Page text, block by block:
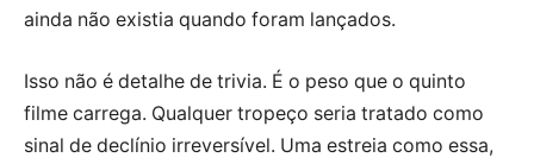
ainda não existia quando foram lançados.
Isso não é detalhe de trivia. É o peso que o quinto
filme carrega. Qualquer tropeço seria tratado como
sinal de declínio irreversível. Uma estreia como essa,